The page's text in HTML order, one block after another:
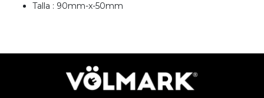
$
Talla : 90mm-x-50mm